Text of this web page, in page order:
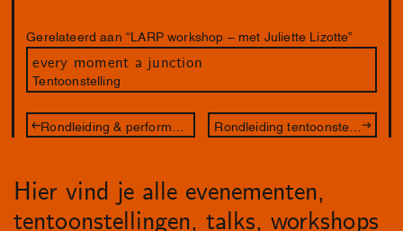
Gerelateerd aan “LARP workshop – met Juliette Lizotte”
every moment a junction
Tentoonstelling
Hier vind je alle evenementen,
tentoonstellingen, talks, workshops